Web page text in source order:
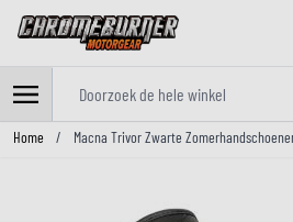
Ga naar de inhoud
Home / Macna Trivor Zwarte